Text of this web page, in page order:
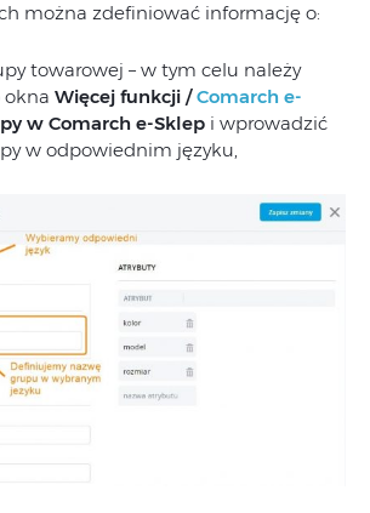
można zdefiniować informację o:
towarowej – w tym celu należy
okna Więcej funkcji /Comarch e-
w Comarch e-Sklep i wprowadzić
w odpowiednim języku,